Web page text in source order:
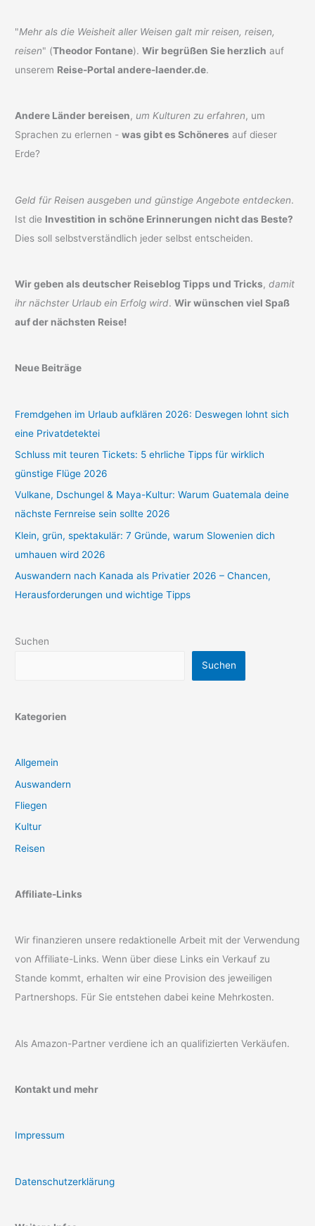
"Mehr als die Weisheit aller Weisen galt mir reisen, reisen,
reisen" (Theodor Fontane).Wir begrüßen Sie herzlich auf
unserem Reise-Portal andere-laender.de.
Andere Länder bereisen, um Kulturen zu erfahren, um
Sprachen zu erlernen -was gibt es Schöneres auf dieser
Erde?
Geld für Reisen ausgeben und günstige Angebote entdecken.
Ist die Investition in schöne Erinnerungen nicht das Beste?
Dies soll selbstverständlich jeder selbst entscheiden.
Wir geben als deutscher Reiseblog Tipps und Tricks,damit
ihr nächster Urlaub ein Erfolg wird.Wir wünschen viel Spaß
auf der nächsten Reise!
Neue Beiträge
Fremdgehen im Urlaub aufklären 2026: Deswegen lohnt sich
eine Privatdetektei
Schluss mit teuren Tickets: 5 ehrliche Tipps für wirklich
günstige Flüge 2026
Vulkane, Dschungel & Maya-Kultur: Warum Guatemala deine
nächste Fernreise sein sollte 2026
Klein, grün, spektakulär: 7 Gründe, warum Slowenien dich
umhauen wird 2026
Auswandern nach Kanada als Privatier 2026 – Chancen,
Herausforderungen und wichtige Tipps
Suchen
Suchen
Kategorien
Allgemein
Auswandern
Fliegen
Kultur
Reisen
Affiliate-Links
Wir finanzieren unsere redaktionelle Arbeit mit der Verwendung
von Affiliate-Links. Wenn über diese Links ein Verkauf zu
Stande kommt, erhalten wir eine Provision des jeweiligen
Partnershops. Für Sie entstehen dabei keine Mehrkosten.
Als Amazon-Partner verdiene ich an qualifizierten Verkäufen.
Kontakt und mehr
Impressum
Datenschutzerklärung